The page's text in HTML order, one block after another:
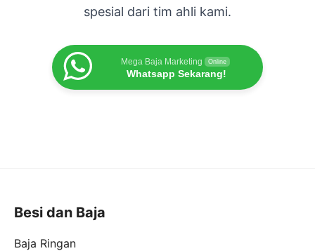
spesial dari tim ahli kami.
Mega Baja Marketing Online
Whatsapp Sekarang!
Besi dan Baja
Baja Ringan